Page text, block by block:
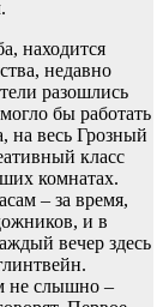
находится
недавно
разошлись
бы работать
на весь Грозный
класс
комнатах.
– за время,
и в
вечер здесь
не слышно –